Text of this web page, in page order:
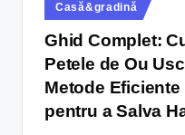
Casă&gradină
Ghid Complet:
Petele de Ou
Metode
pentru a Salva